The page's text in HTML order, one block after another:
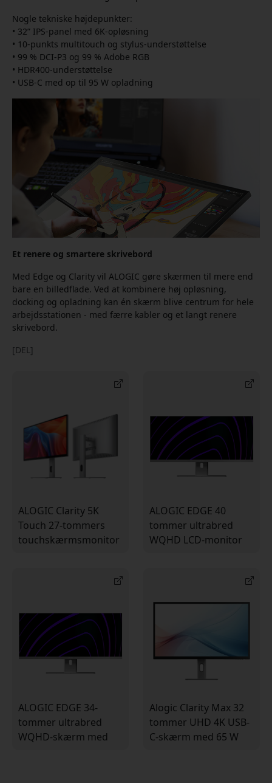
Nogle tekniske højdepunkter:
• 32” IPS-panel med 6K-opløsning
• 10-punkts multitouch og stylus-understøttelse
• 99 % DCI-P3 og 99 % Adobe RGB
• HDR400-understøttelse
• USB-C med op til 95 W opladning
Et renere og smartere skrivebord
Med Edge og Clarity vil ALOGIC gøre skærmen til mere end
bare en billedflade. Ved at kombinere høj opløsning,
docking og opladning kan én skærm blive centrum for hele
arbejdsstationen - med færre kabler og et langt renere
skrivebord.
[DEL]
ALOGIC Clarity 5K
Touch 27-tommers
touchskærmsmonitor
ALOGIC EDGE 40
tommer ultrabred
WQHD LCD-monitor
3440x1440 opløsning
ALOGIC EDGE 34-
tommer ultrabred
WQHD-skærm med
Alogic Clarity Max 32
tommer UHD 4K USB-
C-skærm med 65 W